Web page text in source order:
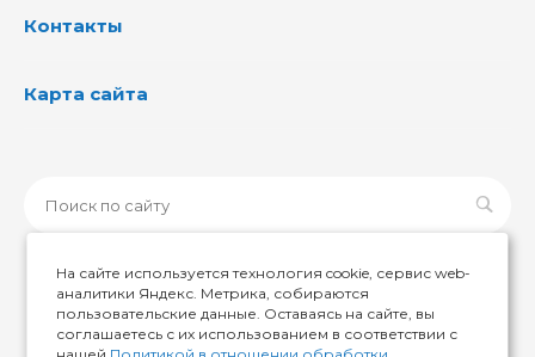
Контакты
Карта сайта
© 2026 ИМИР174, Все права защищены
На сайте используется технология cookie, сервис web-
аналитики Яндекс. Метрика, собираются
пользовательские данные. Оставаясь на сайте, вы
соглашаетесь с их использованием в соответствии с